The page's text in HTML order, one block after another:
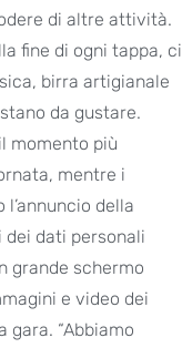
di altre attività.
fine di ogni tappa, ci
birra artigianale
da gustare.
momento più
mentre i
della
dei dati personali
grande schermo
e video dei
gara. “Abbiamo